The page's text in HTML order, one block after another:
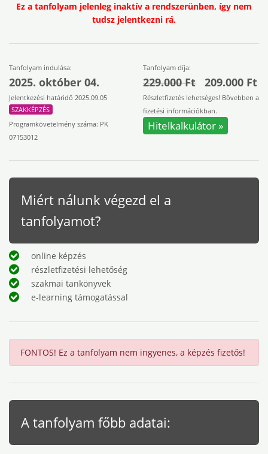
Ez a tanfolyam jelenleg inaktív a rendszerünben, így nem
tudsz jelentkezni rá.
Tanfolyam indulása:
2025. október 04.
Jelentkezési határidő 2025.09.05
SZAKKÉPZÉS
Programkövetelmény száma: PK
07153012
Tanfolyam díja:
229.000 Ft 209.000 Ft
Részletfizetés lehetséges! Bővebben a
fizetési információkban.
Hitelkalkulátor »
Miért nálunk végezd el a
tanfolyamot?
online képzés
részletfizetési lehetőség
szakmai tankönyvek
e-learning támogatással
FONTOS! Ez a tanfolyam nem ingyenes, a képzés fizetős!
A tanfolyam főbb adatai: